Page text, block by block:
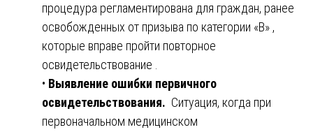
процедура регламентирована для граждан, ранее
освобожденных от призыва по категории «В» ,
которые вправе пройти повторное
освидетельствование .
• Выявление ошибки первичного
освидетельствования. Ситуация, когда при
первоначальном медицинском